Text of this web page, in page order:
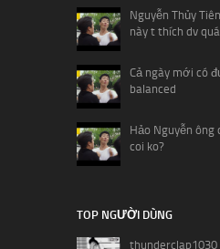
Nguyễn Thủy
này t thích dv
Cả ngày mới có
balanced
Hảo Nguyễn ông
coi ko?
TOP NGƯỜI DÙNG
thunderclap1030